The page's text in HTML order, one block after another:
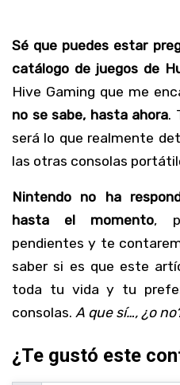
Sé que puedes estar
catálogo de juegos de
Hive Gaming que me
no se sabe, hasta ahora.
será lo que realmente
las otras consolas
Nintendo no ha
hasta el momento,
pendientes y te
saber si es que este
toda tu vida y tu
consolas. A que sí…, ¿o
¿Te gustó este